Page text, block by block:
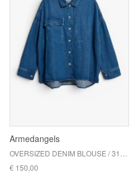
Armedangels
€ 150,00